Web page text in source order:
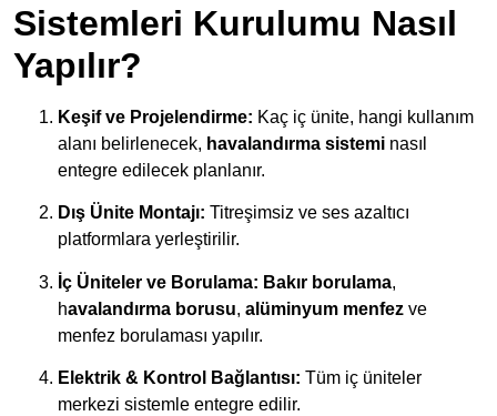
Sistemleri Kurulumu Nasıl
Yapılır?
Keşif ve Projelendirme: Kaç iç ünite, hangi kullanım
alanı belirlenecek, havalandırma sistemi nasıl
entegre edilecek planlanır.
Dış Ünite Montajı: Titreşimsiz ve ses azaltıcı
platformlara yerleştirilir.
İç Üniteler ve Borulama: Bakır borulama,
havalandırma borusu, alüminyum menfez ve
menfez borulaması yapılır.
Elektrik & Kontrol Bağlantısı: Tüm iç üniteler
merkezi sistemle entegre edilir.